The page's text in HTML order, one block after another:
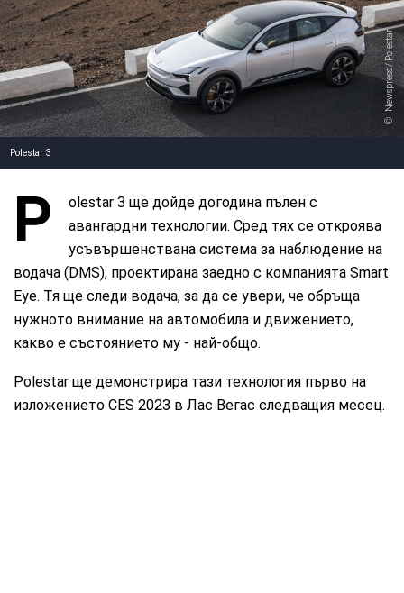
, Newspress / Polestar
Polestar 3
P
olestar 3 ще дойде догодина пълен с
авангардни технологии. Сред тях се откроява
усъвършенствана система за наблюдение на
водача (DMS), проектирана заедно с компанията Smart
Eye. Тя ще следи водача, за да се увери, че обръща
нужното внимание на автомобила и движението,
какво е състоянието му - най-общо.
Polestar ще демонстрира тази технология първо на
изложението CES 2023 в Лас Вегас следващия месец.